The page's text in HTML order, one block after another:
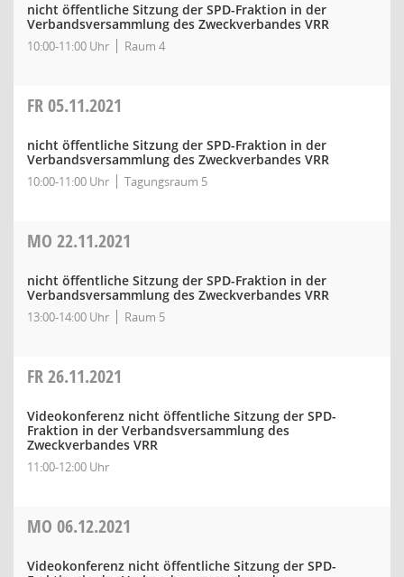
nicht öffentliche Sitzung der SPD-Fraktion in der
Verbandsversammlung des Zweckverbandes VRR
10:00-11:00 Uhr Raum 4
FR05.11.2021
nicht öffentliche Sitzung der SPD-Fraktion in der
Verbandsversammlung des Zweckverbandes VRR
10:00-11:00 Uhr Tagungsraum 5
MO 22.11.2021
nicht öffentliche Sitzung der SPD-Fraktion in der
Verbandsversammlung des Zweckverbandes VRR
13:00-14:00 Uhr Raum 5
FR26.11.2021
Videokonferenz nicht öffentliche Sitzung der SPD-
Fraktion in der Verbandsversammlung des
Zweckverbandes VRR
11:00-12:00 Uhr
MO 06.12.2021
Videokonferenz nicht öffentliche Sitzung der SPD-